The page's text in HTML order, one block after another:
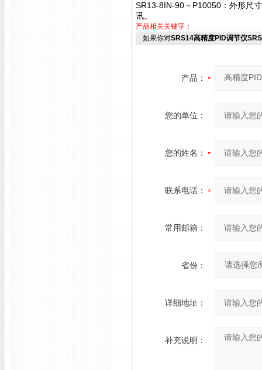
SR13-8IN-90－P10050：外形尺
讯。
产品相关关键字：
如果你对SRS14高精度PID调节仪
产品：
您的单位：
您的姓名：
联系电话：
常用邮箱：
省份：
详细地址：
补充说明：